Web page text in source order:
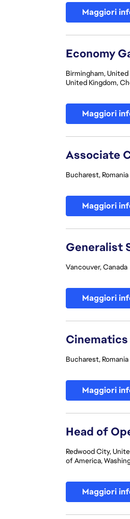
Maggiori
Economy
Birmingham, United
United Kingdom,
Maggiori
Associate
Bucharest, Romania
Maggiori
Generalist
Vancouver, Canada
Maggiori
Cinematics
Bucharest, Romania
Maggiori
Head of
Redwood City,
of America,
Maggiori